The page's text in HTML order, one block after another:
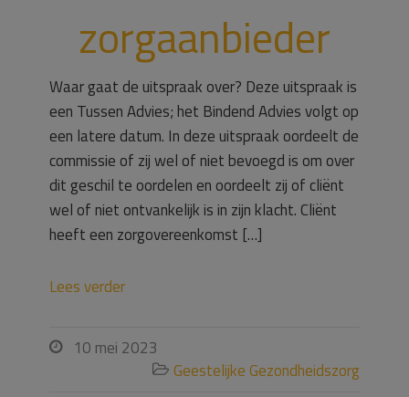
zorgaanbieder
Waar gaat de uitspraak over? Deze uitspraak is
een Tussen Advies; het Bindend Advies volgt op
een latere datum. In deze uitspraak oordeelt de
commissie of zij wel of niet bevoegd is om over
dit geschil te oordelen en oordeelt zij of cliënt
wel of niet ontvankelijk is in zijn klacht. Cliënt
heeft een zorgovereenkomst […]
Lees verder
 10 mei 2023
 Geestelijke Gezondheidszorg